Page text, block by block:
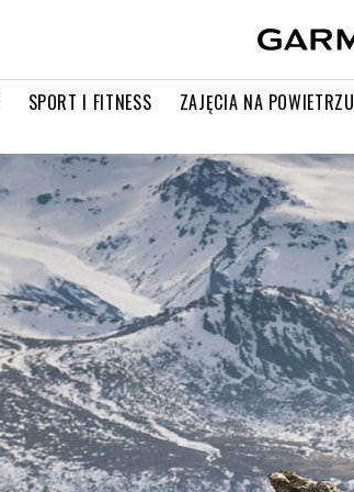
SPORT I FITNESS ZAJĘCIA NA POWIETRZU